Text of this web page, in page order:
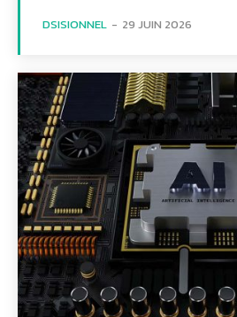
DSISIONNEL - 29 JUIN 2026